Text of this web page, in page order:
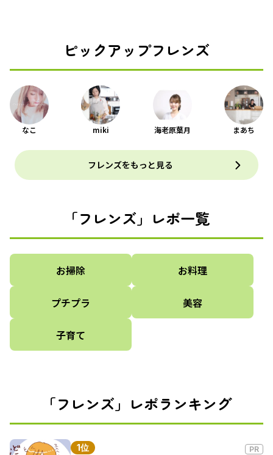
ピックアップフレンズ
なこ miki 海老原葉月 まあち
フレンズをもっと見る
「フレンズ」レポ一覧
お掃除 お料理
プチプラ 美容
子育て
「フレンズ」レポランキング
1位 PR